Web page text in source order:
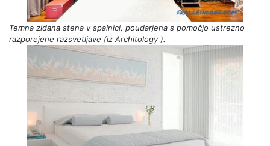
Temna zidana stena v spalnici, poudarjena s pomočjo ustrezno
razporejene razsvetljave (iz Architology ).